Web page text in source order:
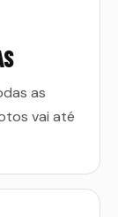
as
vai até